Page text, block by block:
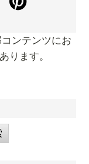
ンテンツにお
ります。